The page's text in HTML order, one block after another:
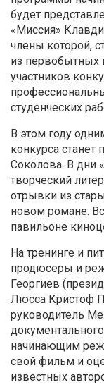
будет
«Миссия»
члены которой,
из
участников
студенческих
В этом году
конкурса
Соколова. В дни
творческий
отрывки из
новом романе.
павильоне
На тренинге и
продюсеры и
Георгиев
Люсса Кристоф
руководитель
начинающим
свой фильм и
известных